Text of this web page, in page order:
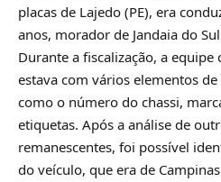
placas de Lajedo (PE), era
anos, morador de Jandaia do Sul
Durante a fiscalização, a
estava com vários elementos
como o número do chassi,
etiquetas. Após a análise de
remanescentes, foi possível
do veículo, que era de